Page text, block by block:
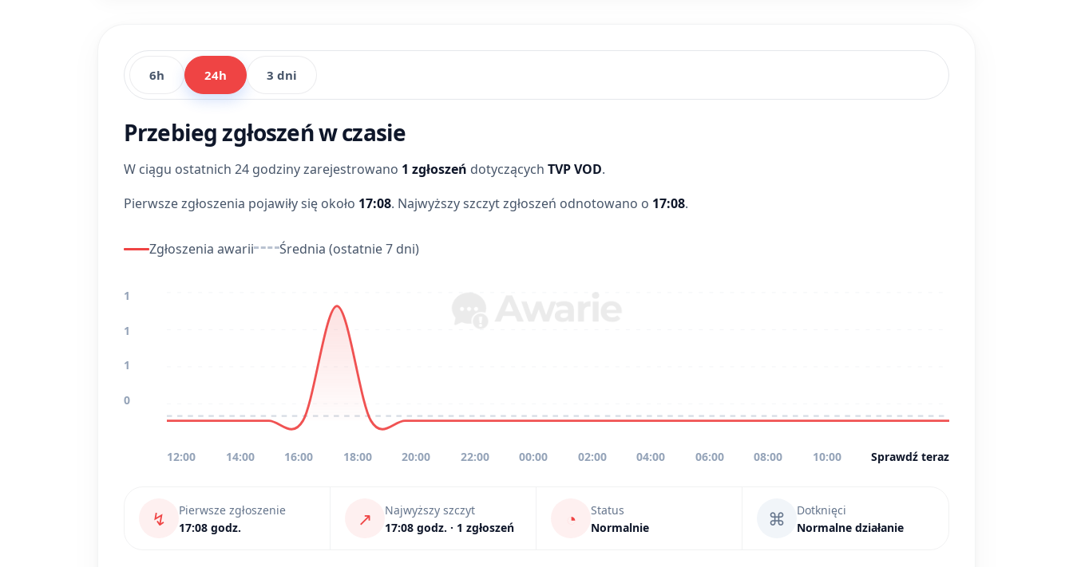
6h 24h 3 dni
Przebieg zgłoszeń w czasie
W ciągu ostatnich 24 godziny zarejestrowano 1 zgłoszeń dotyczących TVP VOD.
Pierwsze zgłoszenia pojawiły się około 17:08. Najwyższy szczyt zgłoszeń odnotowano o 17:08.
Zgłoszenia awarii Średnia (ostatnie 7 dni)
1
1
1
0
12:00 14:00 16:00 18:00 20:00 22:00 00:00 02:00 04:00 06:00 08:00 10:00 Sprawdź teraz
↯
Pierwsze zgłoszenie
17:08 godz.
↗
Najwyższy szczyt
17:08 godz. · 1 zgłoszeń
◔
Status
Normalnie
⌘
Dotknięci
Normalne działanie